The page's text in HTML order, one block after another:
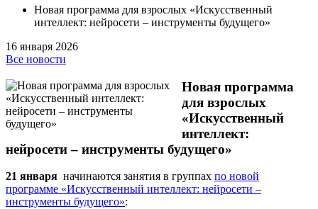
Новая программа для взрослых «Искусственный
интеллект: нейросети – инструменты будущего»
16 января 2026
Все новости
Новая программа
для взрослых
«Искусственный
интеллект:
нейросети – инструменты будущего»
21 января начинаются занятия в группах по новой
программе «Искусственный интеллект: нейросети –
инструменты будущего»: